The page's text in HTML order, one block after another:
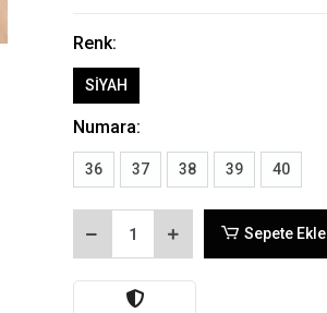
Renk:
SİYAH
Numara:
36 37 38 39 40
Sepete Ekle